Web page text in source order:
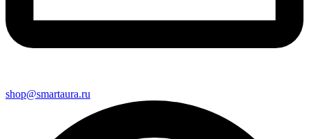
shop@smartaura.ru